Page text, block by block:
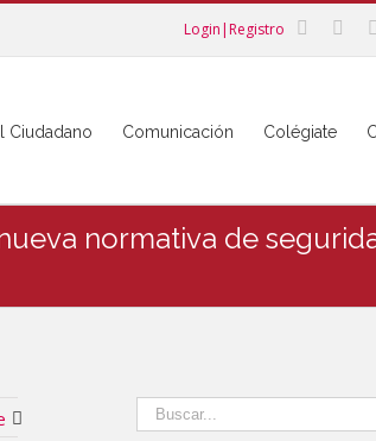
Login|Registro
Ciudadano Comunicación Colégiate
normativa de